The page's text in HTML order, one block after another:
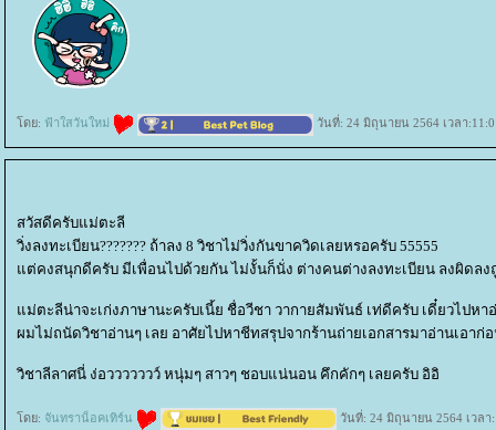
ดย: ฟ้าใสวันใหม่ วันที่: 24 มิถุนายน 2564 เวลา
สวัสดีครับแม่ตะลี
วิ่งลงทะเบียน??????? ถ้าลง 8 วิชาไม่วิ่งกันขาควิดเลยหรอครับ 55555
ต่คงสนุกดีครับ มีเพื่อนไปด้วยกัน ไม่งั้นก็นั่ง ต่างคนต่างลงทะเบียน ลงผิดลง
ม่ตะลีน่าจะเก่งภาษานะครับเนี้ย ชื่อวีชา วากายสัมพันธ์ เท่ดีครับ เดี๋ยวไปหา
ผมไม่ถนัดวิชาอ่านๆ เลย อาศัยไปหาชีทสรุปจากร้านถ่ายเอกสารมาอ่านเอาก่
วิชาลีลาศนี่ ง่อววววววว์ หนุ่มๆ สาวๆ ชอบแน่นอน คึกคักๆ เลยครับ อิอิ
ดย: จันทราน็อคเทิร์น วันที่: 24 มิถุนายน 2564 เวลา